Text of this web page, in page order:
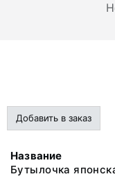
Добавить в заказ
Название
Бутылочка